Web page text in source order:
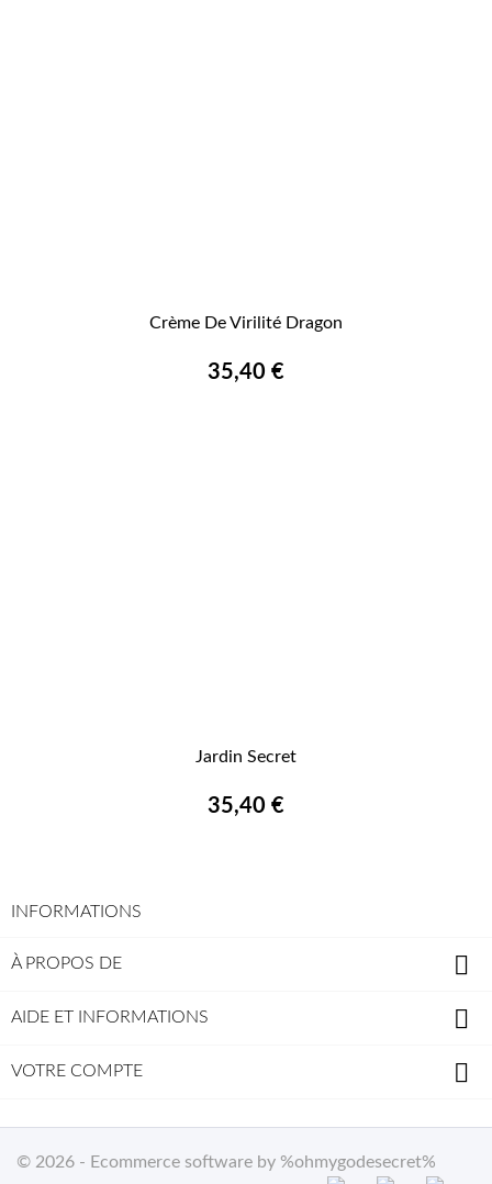
Crème De Virilité Dragon
35,40 €
Jardin Secret
35,40 €
INFORMATIONS
À PROPOS DE 
AIDE ET INFORMATIONS 
VOTRE COMPTE 
© 2026 - Ecommerce software by %ohmygodesecret%